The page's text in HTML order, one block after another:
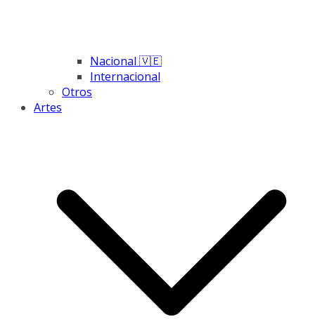
Nacional 🇻🇪
Internacional
Otros
Artes